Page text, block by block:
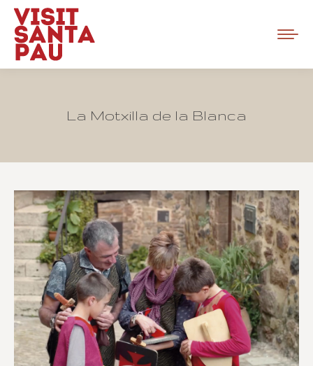
La Motxilla de la Blanca